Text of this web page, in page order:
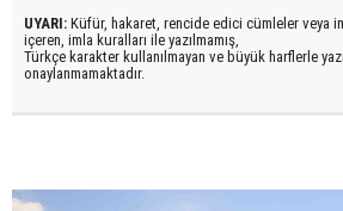
UYARI: Küfür, hakaret, rencide edici cümleler veya
içeren, imla kuralları ile yazılmamış,
Türkçe karakter kullanılmayan ve büyük harflerle
onaylanmamaktadır.